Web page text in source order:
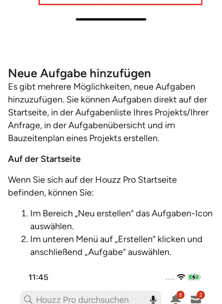
Neue Aufgabe hinzufügen
Es gibt mehrere Möglichkeiten, neue Aufgaben
hinzuzufügen. Sie können Aufgaben direkt auf der
Startseite, in der Aufgabenliste Ihres Projekts/Ihrer
Anfrage, in der Aufgabenübersicht und im
Bauzeitenplan eines Projekts erstellen.
Auf der Startseite
Wenn Sie sich auf der Houzz Pro Startseite
befinden, können Sie:
Im Bereich „Neu erstellen“ das Aufgaben-Icon
auswählen.
Im unteren Menü auf „Erstellen“ klicken und
anschließend „Aufgabe“ auswählen.